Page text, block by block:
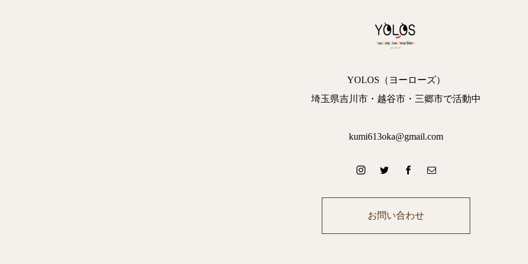
YOLOS（ヨーローズ）
埼玉県吉川市・越谷市・三郷市で活動中
kumi613oka@gmail.com
お問い合わせ